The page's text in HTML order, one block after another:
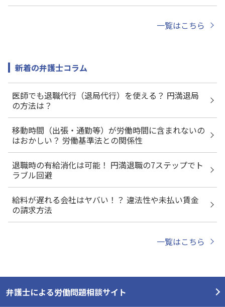
一覧はこちら
新着の弁護士コラム
医師でも退職代行（退局代行）を使える？ 円満退局
の方法は？
移動時間（出張・通勤等）が労働時間に含まれないの
はおかしい？ 労働基準法との関係性
退職時の有給消化は可能！ 円満退職の7ステップでト
ラブル回避
給料が遅れる会社はヤバい！？ 違法性や未払い賃金
の請求方法
一覧はこちら
弁護士による労働問題相談サイト